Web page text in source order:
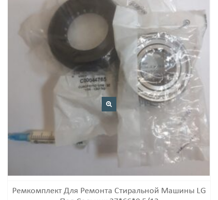
Ремкомплект Для Ремонта Стиральной Машины LG